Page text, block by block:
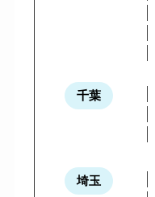
千葉
埼玉